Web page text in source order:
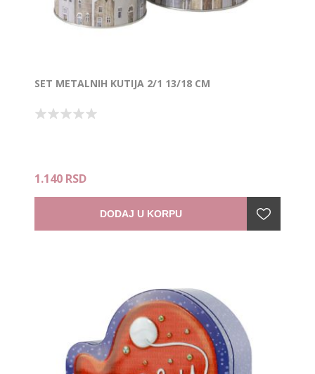
SET METALNIH KUTIJA 2/1 13/18 CM
1.140 RSD
DODAJ U KORPU